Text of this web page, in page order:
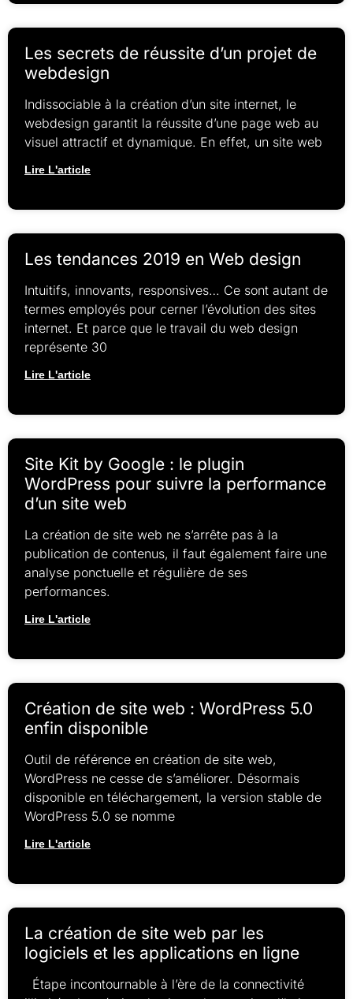
Les secrets de réussite d’un projet de
webdesign
Indissociable à la création d’un site internet, le
webdesign garantit la réussite d’une page web au
visuel attractif et dynamique. En effet, un site web
Lire L'article
Les tendances 2019 en Web design
Intuitifs, innovants, responsives… Ce sont autant de
termes employés pour cerner l’évolution des sites
internet. Et parce que le travail du web design
représente 30
Lire L'article
Site Kit by Google : le plugin
WordPress pour suivre la performance
d’un site web
La création de site web ne s’arrête pas à la
publication de contenus, il faut également faire une
analyse ponctuelle et régulière de ses
performances.
Lire L'article
Création de site web : WordPress 5.0
enfin disponible
Outil de référence en création de site web,
WordPress ne cesse de s’améliorer. Désormais
disponible en téléchargement, la version stable de
WordPress 5.0 se nomme
Lire L'article
La création de site web par les
logiciels et les applications en ligne
Étape incontournable à l’ère de la connectivité